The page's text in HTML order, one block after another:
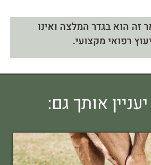
זה הוא בגדר המלצה ואינו
רפואי מקצועי.
אותך גם: